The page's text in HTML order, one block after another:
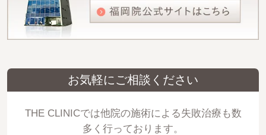
お気軽にご相談ください
THE CLINICでは他院の施術による失敗治療も数
多く行っております。